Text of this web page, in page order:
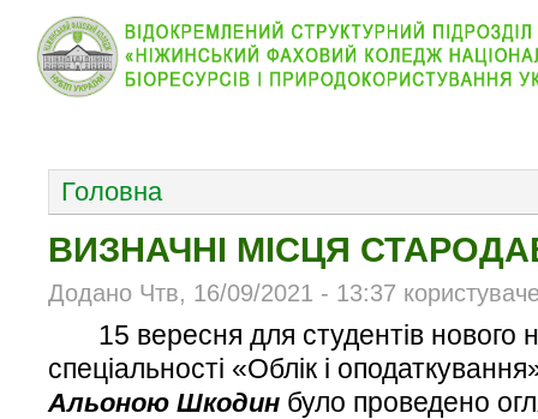
Головна
ВИЗНАЧНІ МІСЦЯ
Додано Чтв, 16/09/2021 - 13:37
15 вересня для студентів нового
спеціальності «Облік і
Альоною Шкодин було проведено